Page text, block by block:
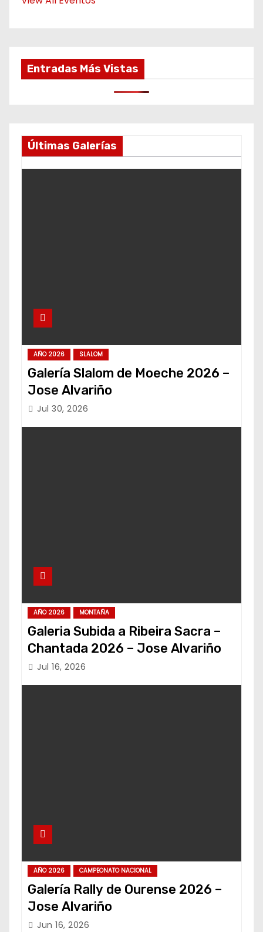
Entradas Más Vistas
Últimas Galerías
AÑO 2026 SLALOM
Galería Slalom de Moeche 2026 –
Jose Alvariño
Jul 30, 2026
AÑO 2026 MONTAÑA
Galeria Subida a Ribeira Sacra –
Chantada 2026 – Jose Alvariño
Jul 16, 2026
AÑO 2026 CAMPEONATO NACIONAL
Galería Rally de Ourense 2026 –
Jose Alvariño
Jun 16, 2026